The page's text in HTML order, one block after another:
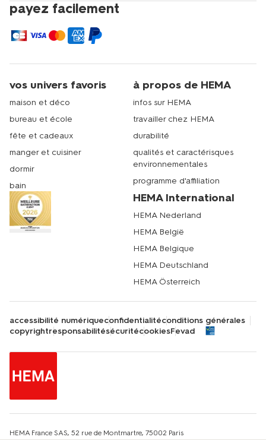
payez facilement
vos univers favoris
maison et déco
bureau et école
fête et cadeaux
manger et cuisiner
dormir
bain
à propos de HEMA
infos sur HEMA
travailler chez HEMA
durabilité
qualités et caractérisques
environnementales
programme d'affiliation
HEMA International
HEMA Nederland
HEMA België
HEMA Belgique
HEMA Deutschland
HEMA Österreich
accessibilité numériqueconfidentialitéconditions générales
copyrightresponsabilitésécuritécookiesFevad
HEMA France SAS, 52 rue de Montmartre, 75002 Paris